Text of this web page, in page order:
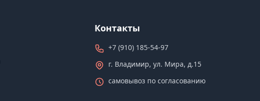
Контакты
+7 (910) 185-54-97
г. Владимир, ул. Мира, д.15
самовывоз по согласованию